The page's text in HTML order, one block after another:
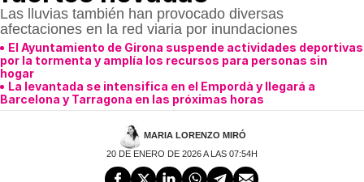
Las lluvias también han provocado diversas
afectaciones en la red viaria por inundaciones
El Ayuntamiento de Girona suspende actividades deportivas
por la tormenta y amplía los recursos para personas sin
hogar
La levantada se intensifica en el Empordà y llegará a
Barcelona y Tarragona en las próximas horas
MARIA LORENZO MIRÓ
20 DE ENERO DE 2026 A LAS 07:54H